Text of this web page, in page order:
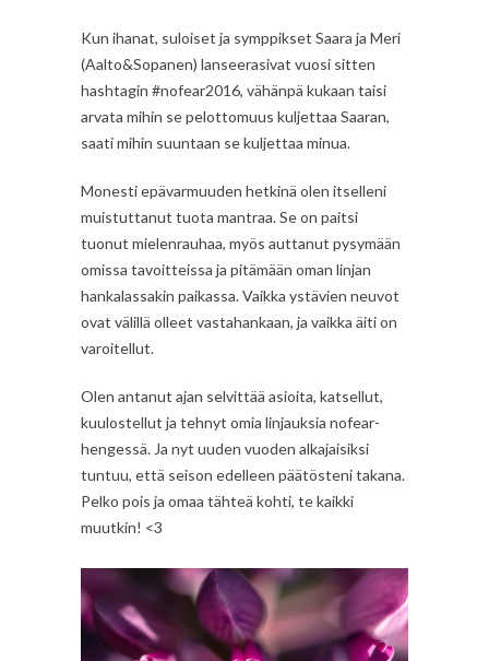
Kun ihanat, suloiset ja symppikset Saara ja Meri
(Aalto&Sopanen) lanseerasivat vuosi sitten
hashtagin #nofear2016, vähänpä kukaan taisi
arvata mihin se pelottomuus kuljettaa Saaran,
saati mihin suuntaan se kuljettaa minua.
Monesti epävarmuuden hetkinä olen itselleni
muistuttanut tuota mantraa. Se on paitsi
tuonut mielenrauhaa, myös auttanut pysymään
omissa tavoitteissa ja pitämään oman linjan
hankalassakin paikassa. Vaikka ystävien neuvot
ovat välillä olleet vastahankaan, ja vaikka äiti on
varoitellut.
Olen antanut ajan selvittää asioita, katsellut,
kuulostellut ja tehnyt omia linjauksia nofear-
hengessä. Ja nyt uuden vuoden alkajaisiksi
tuntuu, että seison edelleen päätösteni takana.
Pelko pois ja omaa tähteä kohti, te kaikki
muutkin! <3